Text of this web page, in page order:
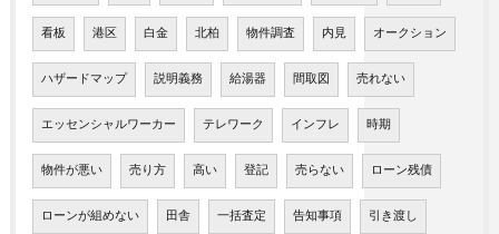
看板 港区 白金 北柏 物件調査 内見 オークション
ハザードマップ 説明義務 給湯器 間取図 売れない
エッセンシャルワーカー テレワーク インフレ 時期
物件が悪い 売り方 高い 登記 売らない ローン残債
ローンが組めない 田舎 一括査定 告知事項 引き渡し